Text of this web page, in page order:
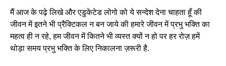
मैं आज के पढ़े लिखे और एडुकेटेड लोगो को ये सन्देश देना चाहता हूँ की
जीवन में इतने भी प्रैक्टिकल न बन जाये की हमारे जीवन में प्रभु भक्ति का
महत्व ही न रहे, हम जीवन में कितने भी व्यस्त क्यों न हो पर हर रोज़ हमें
थोड़ा समय प्रभु भक्ति के लिए निकालना ज़रूरी है.